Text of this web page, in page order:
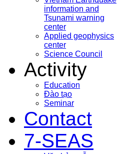
information and
Tsunami warning
center
Applied geophysics
center
Science Council
Activity
Education
Đào tạo
Seminar
Contact
7-SEAS